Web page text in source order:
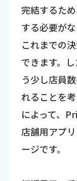
完結するた
する必要が
これまでの
できます。
う少し店員
れることを
によって、
店舗用アプ
ージです。